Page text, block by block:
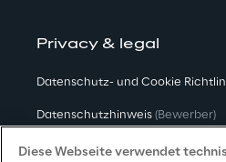
Privacy & legal
Datenschutz- und Cookie
Datenschutzhinweis (Bewerber)
Datenschutzhinweis(Kunden)
Diese Webseite verwendet